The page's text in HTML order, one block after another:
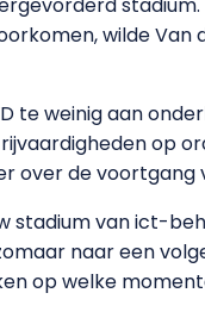
wilde
te weinig aan
op
over de voortgang
stadium van ict-
naar een
op welke